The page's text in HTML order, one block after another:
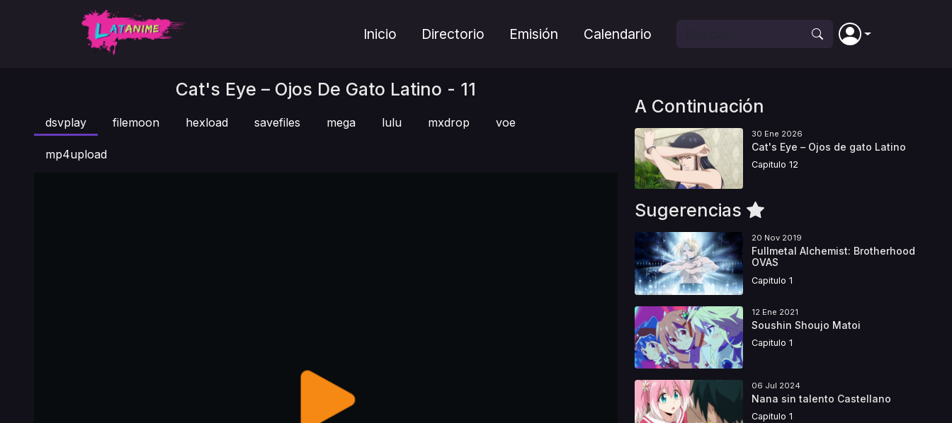
Inicio Directorio Emisión Calendario
Cat's Eye – Ojos De Gato Latino - 11
dsvplay filemoon hexload savefiles mega lulu mxdrop voe
mp4upload
A Continuación
30 Ene 2026
Cat's Eye – Ojos de gato Latino
Capitulo 12
Sugerencias
20 Nov 2019
Fullmetal Alchemist: Brotherhood
OVAS
Capitulo 1
12 Ene 2021
Soushin Shoujo Matoi
Capitulo 1
06 Jul 2024
Nana sin talento Castellano
Capitulo 1